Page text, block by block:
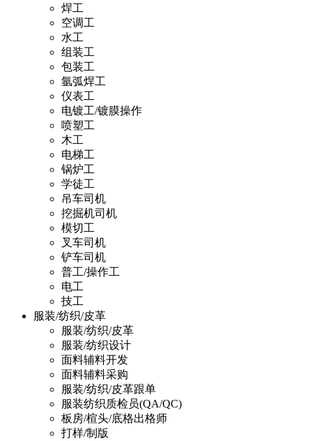
焊工
空调工
水工
组装工
包装工
氩弧焊工
仪表工
电镀工/镀膜操作
喷塑工
木工
电梯工
锅炉工
学徒工
吊车司机
挖掘机司机
模切工
叉车司机
铲车司机
普工/操作工
电工
技工
服装/纺织/皮革
服装/纺织/皮革
服装/纺织设计
面料辅料开发
面料辅料采购
服装/纺织/皮革跟单
服装纺织质检员(QA/QC)
板房/楦头/底格出格师
打样/制版